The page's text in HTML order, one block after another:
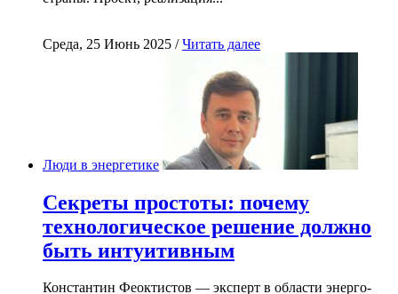
Среда, 25 Июнь 2025 /Читать далее
Люди в энергетике
Секреты простоты: почему
технологическое решение должно
быть интуитивным
Константин Феоктистов — эксперт в области энерго-